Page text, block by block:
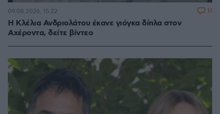
Η Κλέλια Ανδριολάτου έκανε γιόγκα δίπλα στον
Αχέροντα, δείτε βίντεο
09.08.2026, 15:22 11